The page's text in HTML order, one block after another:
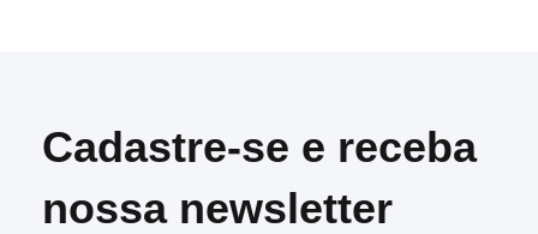
Cadastre-se e receba
nossa newsletter